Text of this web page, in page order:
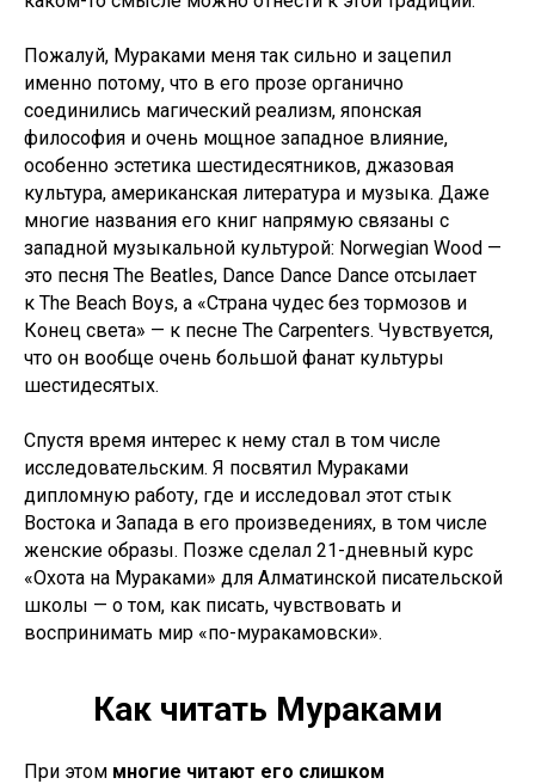
Пожалуй, Мураками меня так сильно и зацепил
именно потому, что в его прозе органично
соединились магический реализм, японская
философия и очень мощное западное влияние,
особенно эстетика шестидесятников, джазовая
культура, американская литература и музыка. Даже
многие названия его книг напрямую связаны с
западной музыкальной культурой: Norwegian Wood —
это песня The Beatles, Dance Dance Dance отсылает
к The Beach Boys, а «Страна чудес без тормозов и
Конец света» — к песне The Carpenters. Чувствуется,
что он вообще очень большой фанат культуры
шестидесятых.
Спустя время интерес к нему стал в том числе
исследовательским. Я посвятил Мураками
дипломную работу, где и исследовал этот стык
Востока и Запада в его произведениях, в том числе
женские образы. Позже сделал 21-дневный курс
«Охота на Мураками» для Алматинской писательской
школы — о том, как писать, чувствовать и
воспринимать мир «по-муракамовски».
Как читать Мураками
При этом многие читают его слишком